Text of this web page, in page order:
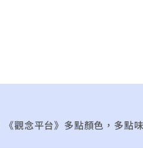
《觀念平台》多點顏色，多點